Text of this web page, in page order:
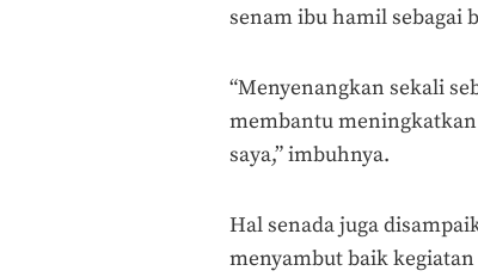
senam ibu hamil sebagai
“Menyenangkan sekali
membantu
saya,” imbuhnya.
Hal senada juga
menyambut baik